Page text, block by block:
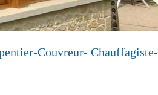
Couvreur- Chauffagiste-